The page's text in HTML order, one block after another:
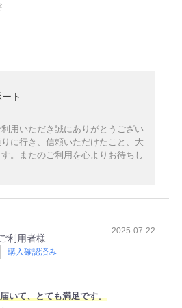
ト
用いただき誠にありがとうござい
に行き、信頼いただけたこと、大
。またのご利用を心よりお待ちし
ご利用者様
購入確認済み
2025-07-22
いて、とても満足です。